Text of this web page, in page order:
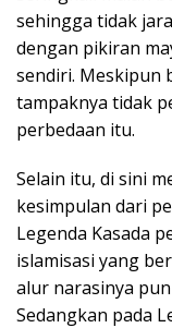
sehingga tidak
dengan pikiran
sendiri. Meskipun
tampaknya tidak
perbedaan itu.
Selain itu, di sini
kesimpulan dari
Legenda Kasada
islamisasi yang
alur narasinya
Sedangkan pada